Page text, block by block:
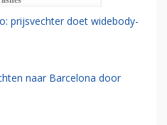
prijsvechter doet widebody-
naar Barcelona door